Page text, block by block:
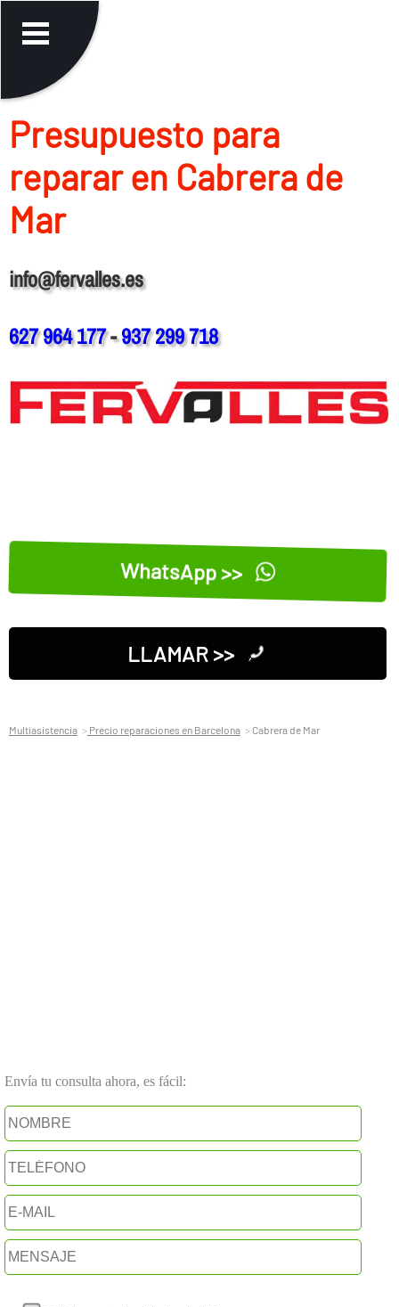
Presupuesto para
reparar en Cabrera de
Mar
info@fervalles.es
627 964 177-937 299 718
WhatsApp >>
LLAMAR >>
Multiasistencia Precio reparaciones en Barcelona Cabrera de Mar
Envía tu consulta ahora, es fácil: